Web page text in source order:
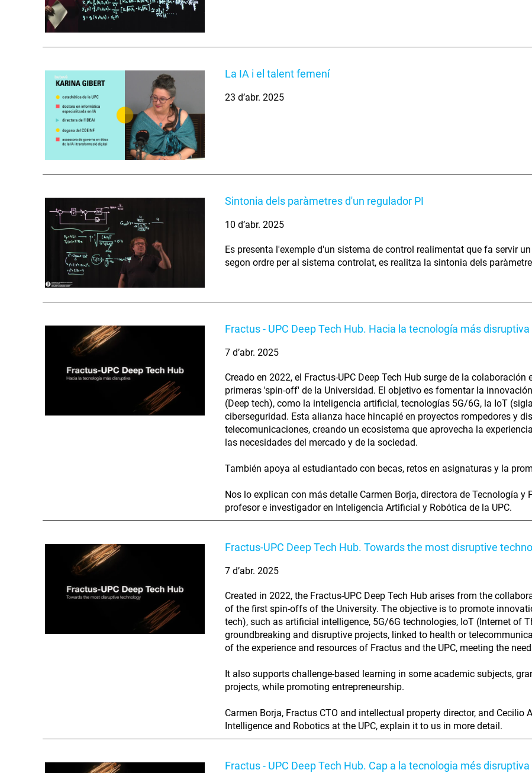
La IA i el talent femení
23 d’abr. 2025
Sintonia dels paràmetres d'un regulador PI
10 d’abr. 2025
Es presenta l'exemple d'un sistema de control realimentat que fa servir
segon ordre per al sistema controlat, es realitza la sintonia dels
Fractus - UPC Deep Tech Hub. Hacia la tecnología más disruptiva
7 d’abr. 2025
Creado en 2022, el Fractus-UPC Deep Tech Hub surge de la
primeras 'spin-off' de la Universidad. El objetivo es fomentar la
(Deep tech), como la inteligencia artificial, tecnologías 5G/6G, la IoT
ciberseguridad. Esta alianza hace hincapié en proyectos rompedores y
telecomunicaciones, creando un ecosistema que aprovecha la
las necesidades del mercado y de la sociedad.
También apoya al estudiantado con becas, retos en asignaturas y la
Nos lo explican con más detalle Carmen Borja, directora de Tecnología y
profesor e investigador en Inteligencia Artificial y Robótica de la UPC.
Fractus-UPC Deep Tech Hub. Towards the most disruptive
7 d’abr. 2025
Created in 2022, the Fractus-UPC Deep Tech Hub arises from the
of the first spin-offs of the University. The objective is to promote
tech), such as artificial intelligence, 5G/6G technologies, IoT (Internet of
groundbreaking and disruptive projects, linked to health or
of the experience and resources of Fractus and the UPC, meeting the
It also supports challenge-based learning in some academic subjects,
projects, while promoting entrepreneurship.
Carmen Borja, Fractus CTO and intellectual property director, and Cecilio
Intelligence and Robotics at the UPC, explain it to us in more detail.
Fractus - UPC Deep Tech Hub. Cap a la tecnologia més disruptiva